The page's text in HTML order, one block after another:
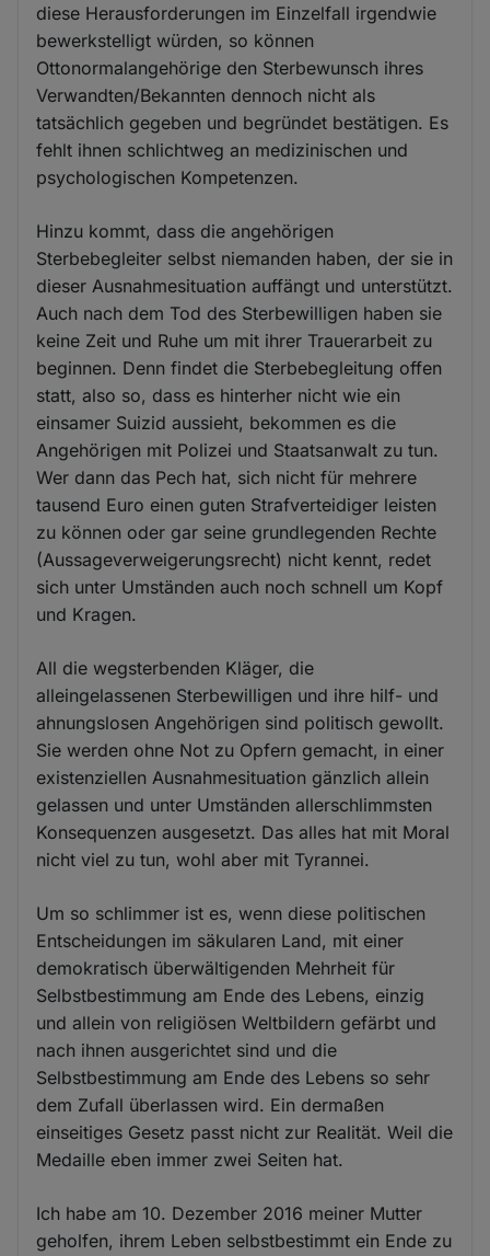
diese Herausforderungen im Einzelfall irgendwie
bewerkstelligt würden, so können
Ottonormalangehörige den Sterbewunsch ihres
Verwandten/Bekannten dennoch nicht als
tatsächlich gegeben und begründet bestätigen. Es
fehlt ihnen schlichtweg an medizinischen und
psychologischen Kompetenzen.
Hinzu kommt, dass die angehörigen
Sterbebegleiter selbst niemanden haben, der sie in
dieser Ausnahmesituation auffängt und unterstützt.
Auch nach dem Tod des Sterbewilligen haben sie
keine Zeit und Ruhe um mit ihrer Trauerarbeit zu
beginnen. Denn findet die Sterbebegleitung offen
statt, also so, dass es hinterher nicht wie ein
einsamer Suizid aussieht, bekommen es die
Angehörigen mit Polizei und Staatsanwalt zu tun.
Wer dann das Pech hat, sich nicht für mehrere
tausend Euro einen guten Strafverteidiger leisten
zu können oder gar seine grundlegenden Rechte
(Aussageverweigerungsrecht) nicht kennt, redet
sich unter Umständen auch noch schnell um Kopf
und Kragen.
All die wegsterbenden Kläger, die
alleingelassenen Sterbewilligen und ihre hilf- und
ahnungslosen Angehörigen sind politisch gewollt.
Sie werden ohne Not zu Opfern gemacht, in einer
existenziellen Ausnahmesituation gänzlich allein
gelassen und unter Umständen allerschlimmsten
Konsequenzen ausgesetzt. Das alles hat mit Moral
nicht viel zu tun, wohl aber mit Tyrannei.
Um so schlimmer ist es, wenn diese politischen
Entscheidungen im säkularen Land, mit einer
demokratisch überwältigenden Mehrheit für
Selbstbestimmung am Ende des Lebens, einzig
und allein von religiösen Weltbildern gefärbt und
nach ihnen ausgerichtet sind und die
Selbstbestimmung am Ende des Lebens so sehr
dem Zufall überlassen wird. Ein dermaßen
einseitiges Gesetz passt nicht zur Realität. Weil die
Medaille eben immer zwei Seiten hat.
Ich habe am 10. Dezember 2016 meiner Mutter
geholfen, ihrem Leben selbstbestimmt ein Ende zu